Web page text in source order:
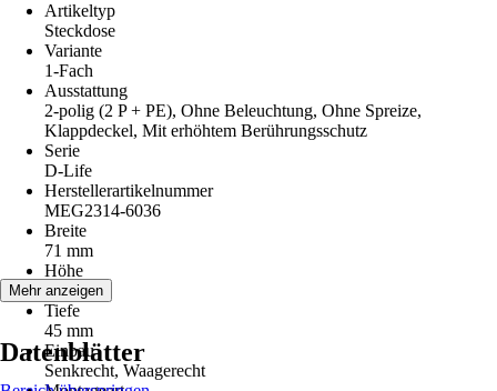
Artikeltyp
Steckdose
Variante
1-Fach
Ausstattung
2-polig (2 P + PE), Ohne Beleuchtung, Ohne Spreize,
Klappdeckel, Mit erhöhtem Berührungsschutz
Serie
D-Life
Herstellerartikelnummer
MEG2314-6036
Breite
71 mm
Höhe
71 mm
Tiefe
45 mm
Einbau
Senkrecht, Waagerecht
Mehr anzeigen
Datenblätter